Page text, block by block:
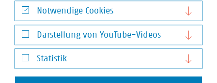
Ansprechpartner
Notwendige Cookies
Notwendige Cookies
Darstellung von YouTube-Videos
Darstellung von YouTube-Videos
Statistik
Statistik